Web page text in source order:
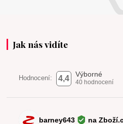
Jak nás vidíte